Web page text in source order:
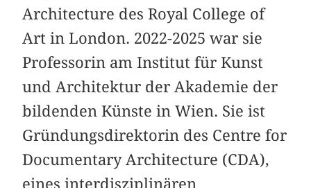
Architecture des Royal College of
Art in London. 2022-2025 war sie
Professorin am Institut für Kunst
und Architektur der Akademie der
bildenden Künste in Wien. Sie ist
Gründungsdirektorin des Centre for
Documentary Architecture (CDA),
eines interdisziplinären